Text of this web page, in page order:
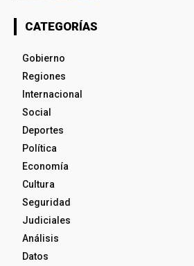
CATEGORÍAS
Gobierno
Regiones
Internacional
Social
Deportes
Política
Economía
Cultura
Seguridad
Judiciales
Análisis
Datos